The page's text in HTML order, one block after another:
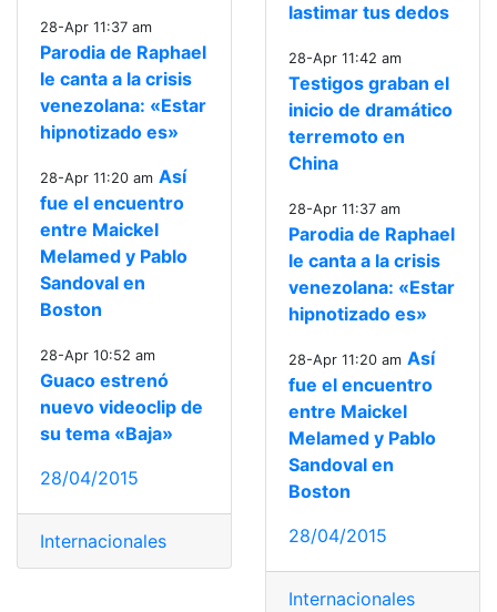
28-Apr 11:37 am
Parodia de Raphael
le canta a la crisis
venezolana: «Estar
hipnotizado es»
28-Apr 11:20 am Así
fue el encuentro
entre Maickel
Melamed y Pablo
Sandoval en
Boston
28-Apr 10:52 am
Guaco estrenó
nuevo videoclip de
su tema «Baja»
28/04/2015
Internacionales
lastimar tus dedos
28-Apr 11:42 am
Testigos graban el
inicio de dramático
terremoto en
China
28-Apr 11:37 am
Parodia de Raphael
le canta a la crisis
venezolana: «Estar
hipnotizado es»
28-Apr 11:20 am Así
fue el encuentro
entre Maickel
Melamed y Pablo
Sandoval en
Boston
28/04/2015
Internacionales